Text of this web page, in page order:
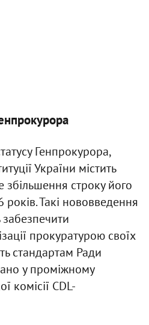
Генпрокурора,
України містить
збільшення строку його
Такі нововведення
прокуратурою своїх
стандартам Ради
у проміжному
комісії CDL-